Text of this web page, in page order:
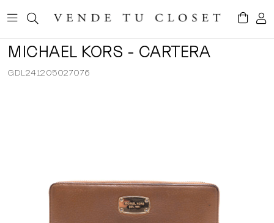
MICHAEL KORS - CARTERA
GDL241205027076